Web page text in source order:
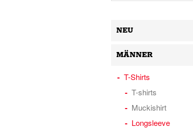
NEU
MÄNNER
T-Shirts
T-shirts
Muckishirt
Longsleeve